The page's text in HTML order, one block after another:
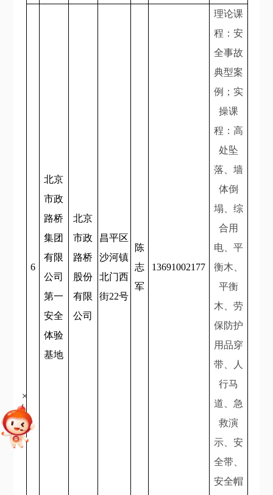
6
北京
市政
路桥
集团
有限
公司
第一
安全
体验
基地
北京
市政
路桥
股份
有限
公司
昌平区
沙河镇
北门西
街22号
陈
志
军
13691002177
理论课
程：安
全事故
典型案
例；实
操课
程：高
处坠
落、墙
体倒
塌、综
合用
电、平
衡木、
平衡
木、劳
保防护
用品穿
带、人
行马
道、急
救演
示、安
全带、
安全帽
+